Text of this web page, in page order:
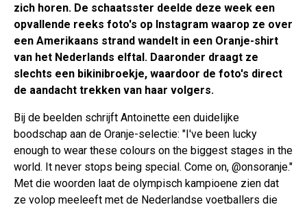
zich horen. De schaatsster deelde deze week een
opvallende reeks foto's op Instagram waarop ze over
een Amerikaans strand wandelt in een Oranje-shirt
van het Nederlands elftal. Daaronder draagt ze
slechts een bikinibroekje, waardoor de foto's direct
de aandacht trekken van haar volgers.
Bij de beelden schrijft Antoinette een duidelijke
boodschap aan de Oranje-selectie: "I've been lucky
enough to wear these colours on the biggest stages in the
world. It never stops being special. Come on, @onsoranje."
Met die woorden laat de olympisch kampioene zien dat
ze volop meeleeft met de Nederlandse voetballers die